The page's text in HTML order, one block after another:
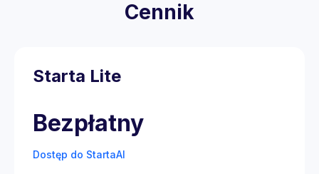
Cennik
Starta Lite
Bezpłatny
Dostęp do StartaAI